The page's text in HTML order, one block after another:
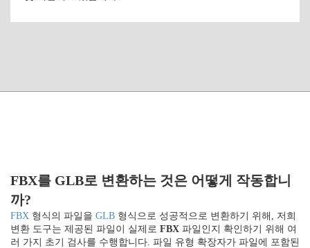
FBX를 GLB로 변환하는 것은 어떻게 작동합니
까?
FBX 형식의 파일을 GLB 형식으로 성공적으로 변환하기 위해, 저희
변환 도구는 제공된 파일이 실제로 FBX 파일인지 확인하기 위해 여
러 가지 초기 검사를 수행합니다. 파일 유형 확장자가 파일에 포함된